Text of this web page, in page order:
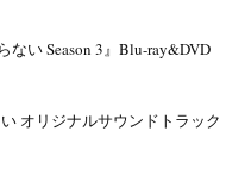
ない Season 3』Blu-ray&DVD
オリジナルサウンドトラック